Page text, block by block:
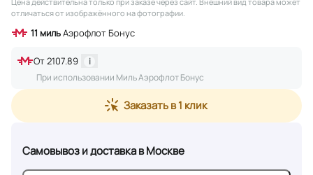
отличаться от изображённого на фотографии.
11 мильАэрофлот Бонус
От2107.89
i
При использовании Миль Аэрофлот Бонус
Заказать в 1 клик
Самовывоз и доставкав Москве